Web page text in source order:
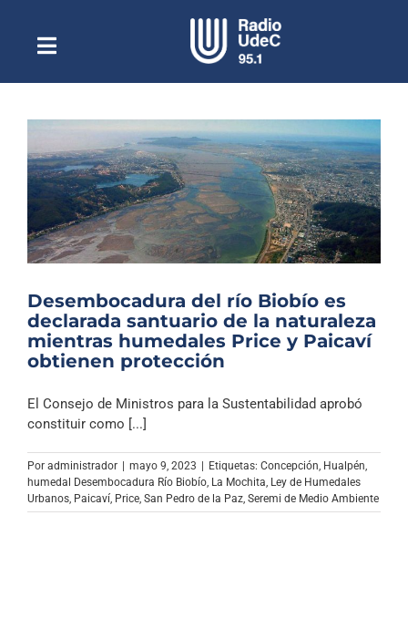
contenidoToggle
NavigationEscuchar Radio UdeC en vivo
Quiénes Somos
Programación
Podcast
Noticias
Columnas
Música Clásica
Desembocadura del río Biobío es
declarada santuario de la naturaleza
mientras humedales Price y Paicaví
obtienen protección
El Consejo de Ministros para la Sustentabilidad aprobó
constituir como [...]
Por administrador | mayo 9, 2023 | Etiquetas: Concepción Hualpén
humedal Desembocadura Río Biobío La Mochita Ley de Humedales
Urbanos Paicaví Price San Pedro de la Paz Seremi de Medio Ambiente